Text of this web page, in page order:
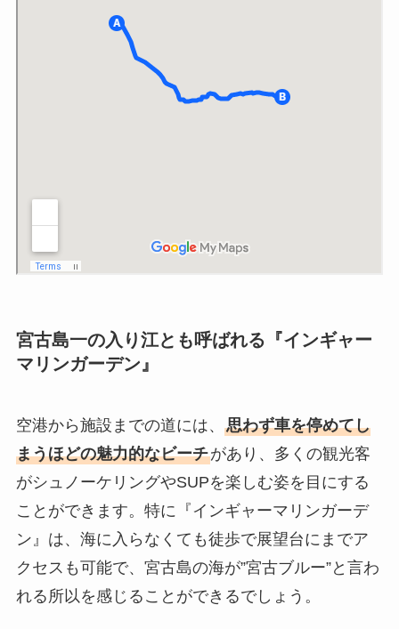
宮古島一の入り江とも呼ばれる『インギャー
マリンガーデン』
空港から施設までの道には、 思わず車を停めてし
まうほどの魅力的なビーチがあり、多くの観光客
がシュノーケリングやSUPを楽しむ姿を目にする
ことができます。特に『インギャーマリンガーデ
ン』は、海に入らなくても徒歩で展望台にまでア
クセスも可能で、宮古島の海が”宮古ブルー”と言わ
れる所以を感じることができるでしょう。